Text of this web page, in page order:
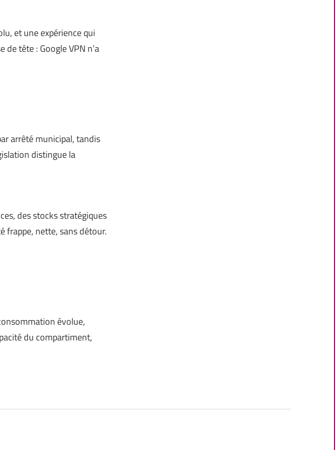
et une expérience qui
de tête : Google VPN n’a
arrêté municipal, tandis
distingue la
des stocks stratégiques
frappe, nette, sans détour.
évolue,
du compartiment,